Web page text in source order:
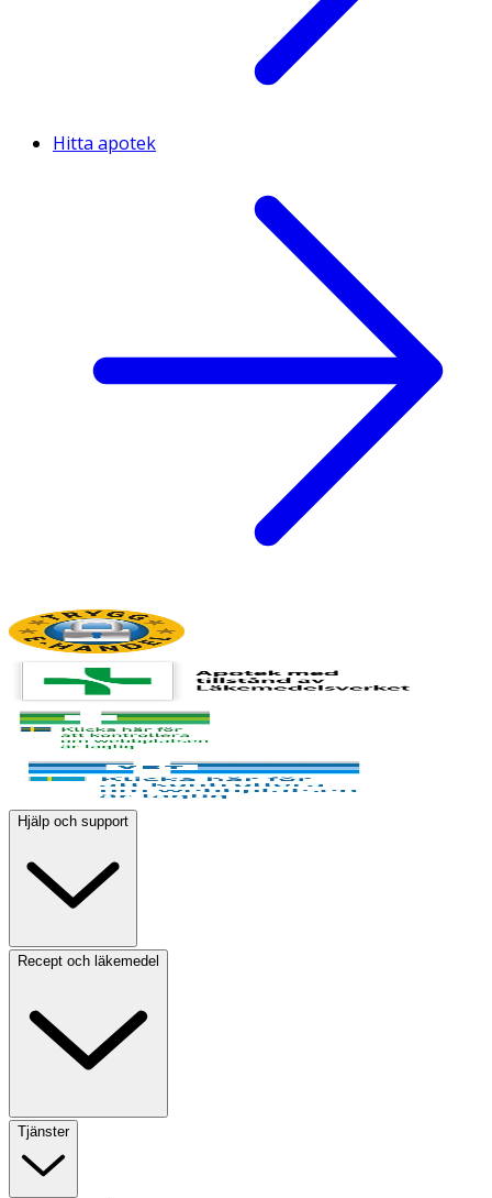
Hitta apotek
Hjälp och support
Recept och läkemedel
Tjänster